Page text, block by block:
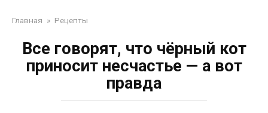
Главная » Рецепты
Все говорят, что чёрный кот
приносит несчастье — а вот
правда